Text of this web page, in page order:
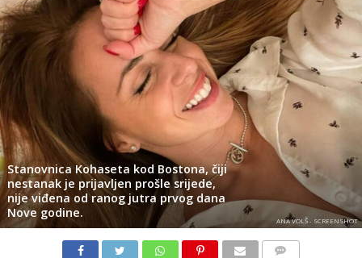
Stanovnica Kohaseta kod Bostona, čiji
nestanak je prijavljen prošle srijede,
nije viđena od ranog jutra prvog dana
Nove godine.
ANA VOLŠ - SCREENSHOT